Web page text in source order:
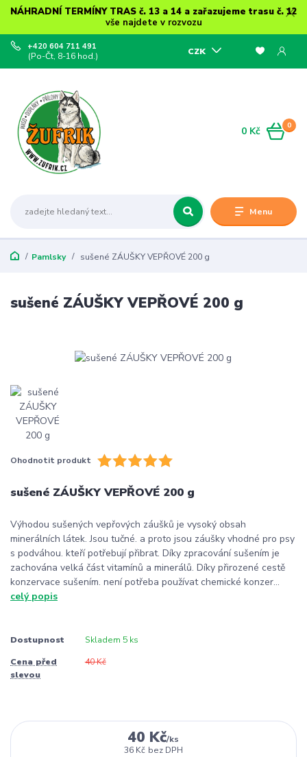
NÁHRADNÍ TERMÍNY TRAS č. 13 a 14 a zařazujeme trasu č. 12
vše najdete v rozvozu
Menu
CZK
+420 604 711 491
(Po-Čt, 8-16 hod.)
0
0 Kč
Pamlsky sušené ZÁUŠKY VEPŘOVÉ 200 g
sušené ZÁUŠKY VEPŘOVÉ 200 g
Ohodnotit produkt
sušené ZÁUŠKY VEPŘOVÉ 200 g
Výhodou sušených vepřových záušků je vysoký obsah
minerálních látek. Jsou tučné. a proto jsou záušky vhodné pro psy
s podváhou. kteří potřebují přibrat. Díky zpracování sušením je
zachována velká část vitamínů a minerálů. Díky přirozené cestě
konzervace sušením. není potřeba používat chemické konzer...
celý popis
Dostupnost Skladem 5 ks
Cena před
slevou
40 Kč
40 Kč/ks
36 Kč bez DPH